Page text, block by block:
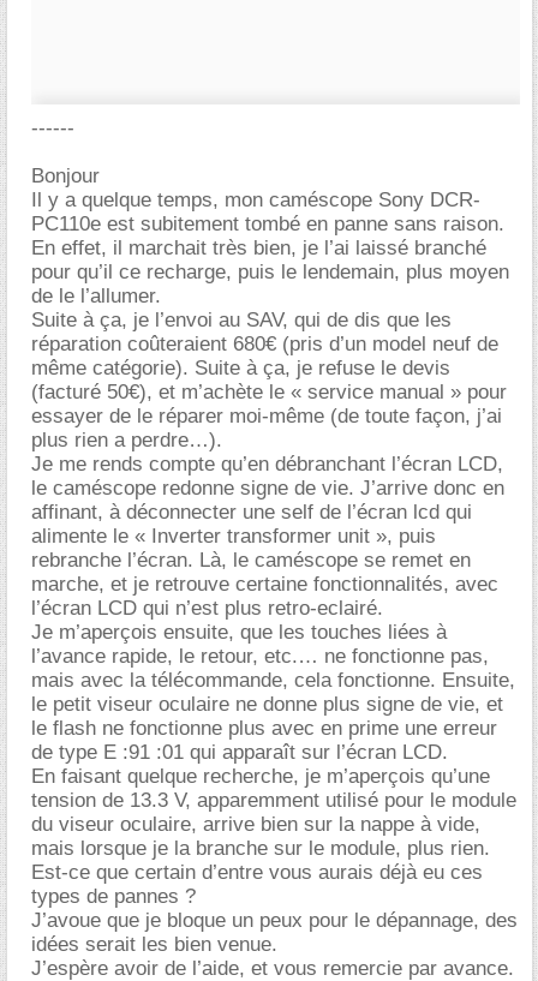
------
Bonjour
Il y a quelque temps, mon caméscope Sony DCR-
PC110e est subitement tombé en panne sans raison.
En effet, il marchait très bien, je l’ai laissé branché
pour qu’il ce recharge, puis le lendemain, plus moyen
de le l’allumer.
Suite à ça, je l’envoi au SAV, qui de dis que les
réparation coûteraient 680€ (pris d’un model neuf de
même catégorie). Suite à ça, je refuse le devis
(facturé 50€), et m’achète le « service manual » pour
essayer de le réparer moi-même (de toute façon, j’ai
plus rien a perdre…).
Je me rends compte qu’en débranchant l’écran LCD,
le caméscope redonne signe de vie. J’arrive donc en
affinant, à déconnecter une self de l’écran lcd qui
alimente le « Inverter transformer unit », puis
rebranche l’écran. Là, le caméscope se remet en
marche, et je retrouve certaine fonctionnalités, avec
l’écran LCD qui n’est plus retro-eclairé.
Je m’aperçois ensuite, que les touches liées à
l’avance rapide, le retour, etc.… ne fonctionne pas,
mais avec la télécommande, cela fonctionne. Ensuite,
le petit viseur oculaire ne donne plus signe de vie, et
le flash ne fonctionne plus avec en prime une erreur
de type E :91 :01 qui apparaît sur l’écran LCD.
En faisant quelque recherche, je m’aperçois qu’une
tension de 13.3 V, apparemment utilisé pour le module
du viseur oculaire, arrive bien sur la nappe à vide,
mais lorsque je la branche sur le module, plus rien.
Est-ce que certain d’entre vous aurais déjà eu ces
types de pannes ?
J’avoue que je bloque un peux pour le dépannage, des
idées serait les bien venue.
J’espère avoir de l’aide, et vous remercie par avance.